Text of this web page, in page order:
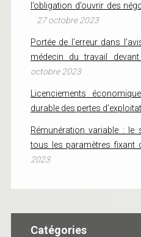
l’obligation d’ouvrir des
27 octobre 2023
Portée de l’erreur dans
médecin du travail
octobre 2023
Licenciements
durable des pertes
Rémunération variable :
tous les paramètres fixant
2023
Catégories